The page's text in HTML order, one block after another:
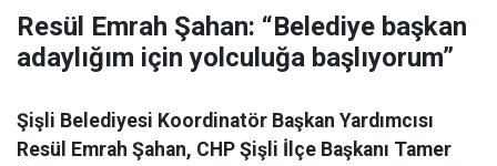
Resül Emrah Şahan: “Belediye başkan
adaylığım için yolculuğa başlıyorum”
Şişli Belediyesi Koordinatör Başkan Yardımcısı
Resül Emrah Şahan, CHP Şişli İlçe Başkanı Tamer